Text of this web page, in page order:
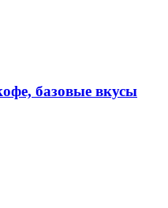
базовые вкусы